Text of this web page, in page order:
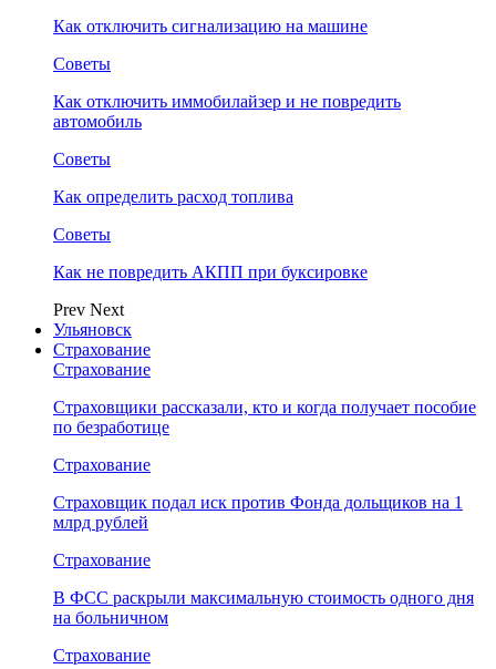
Как отключить сигнализацию на машине
Советы
Как отключить иммобилайзер и не повредить
автомобиль
Советы
Как определить расход топлива
Советы
Как не повредить АКПП при буксировке
Prev Next
Ульяновск
Страхование
Страхование
Страховщики рассказали, кто и когда получает пособие
по безработице
Страхование
Страховщик подал иск против Фонда дольщиков на 1
млрд рублей
Страхование
В ФСС раскрыли максимальную стоимость одного дня
на больничном
Страхование